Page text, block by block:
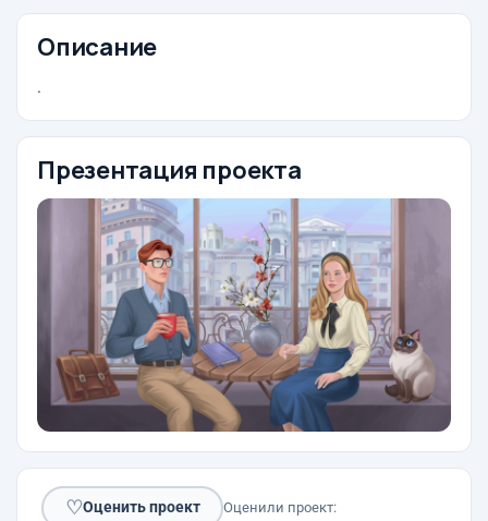
Описание
.
Презентация проекта
♡Оценить проект Оценили проект: